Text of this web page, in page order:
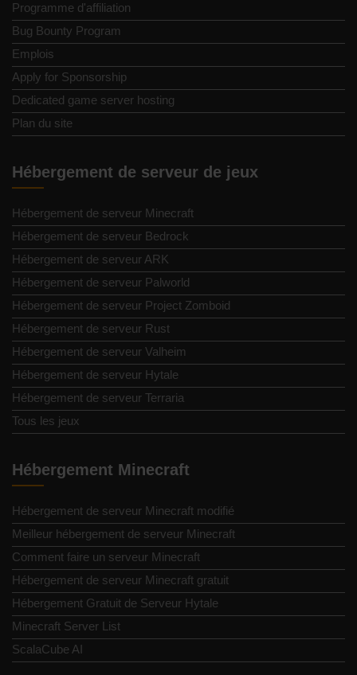
Programme d'affiliation
Bug Bounty Program
Emplois
Apply for Sponsorship
Dedicated game server hosting
Plan du site
Hébergement de serveur de jeux
Hébergement de serveur Minecraft
Hébergement de serveur Bedrock
Hébergement de serveur ARK
Hébergement de serveur Palworld
Hébergement de serveur Project Zomboid
Hébergement de serveur Rust
Hébergement de serveur Valheim
Hébergement de serveur Hytale
Hébergement de serveur Terraria
Tous les jeux
Hébergement Minecraft
Hébergement de serveur Minecraft modifié
Meilleur hébergement de serveur Minecraft
Comment faire un serveur Minecraft
Hébergement de serveur Minecraft gratuit
Hébergement Gratuit de Serveur Hytale
Minecraft Server List
ScalaCube AI